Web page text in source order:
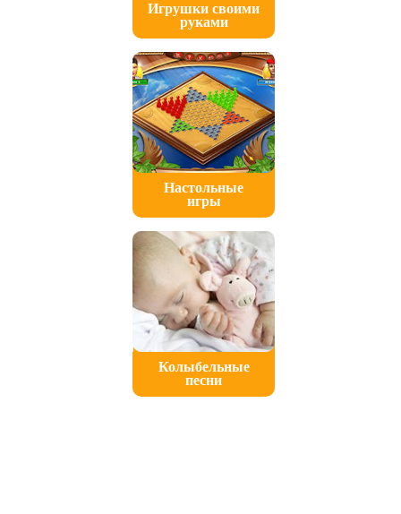
Игрушки своими
руками
Настольные
игры
Колыбельные
песни